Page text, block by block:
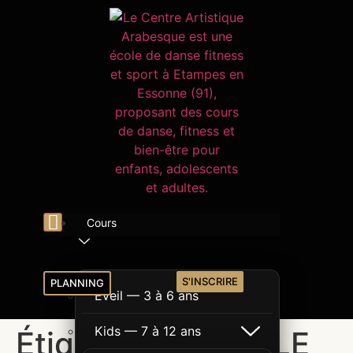
Cours
Éveil — 3 à 6 ans
Kids — 7 à 12 ans
PLANNING S'INSCRIRE
Étiquette :FAMILLE